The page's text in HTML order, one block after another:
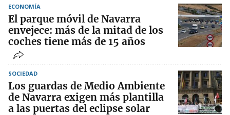
ECONOMÍA
El parque móvil de Navarra
envejece: más de la mitad de los
coches tiene más de 15 años
SOCIEDAD
Los guardas de Medio Ambiente
de Navarra exigen más plantilla
a las puertas del eclipse solar